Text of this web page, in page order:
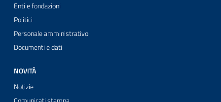
Enti e fondazioni
Politici
Personale amministrativo
Documenti e dati
NOVITÀ
Notizie